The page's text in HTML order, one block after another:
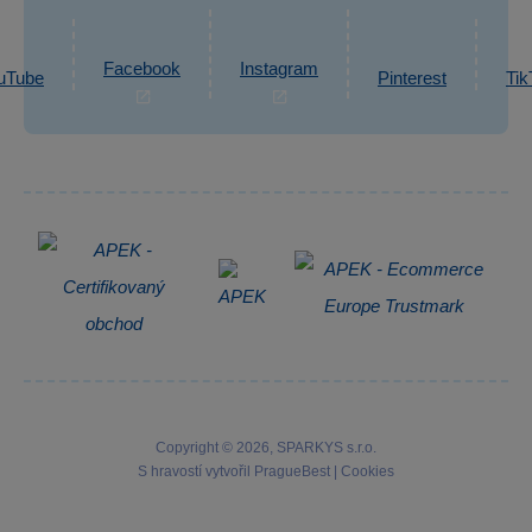
Informace o zpracování osobních údajů
Napsat zprávu
Facebook Instagram Pinterest
Copyright © 2026, SPARKYS s.r.o.
S hravostí vytvořil
PragueBest Cookies